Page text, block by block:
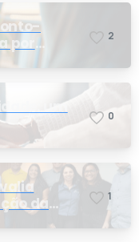
por
2
um
0
da
1